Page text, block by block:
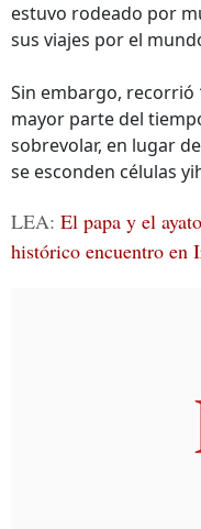
estuvo rodeado por
sus viajes por el
Sin embargo, recorrió
mayor parte del
sobrevolar, en lugar
se esconden células
LEA: El papa y el
histórico encuentro en